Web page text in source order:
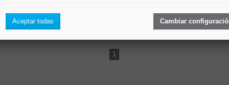
Sol 1 dorm.
1
Aceptar todas Cambiar